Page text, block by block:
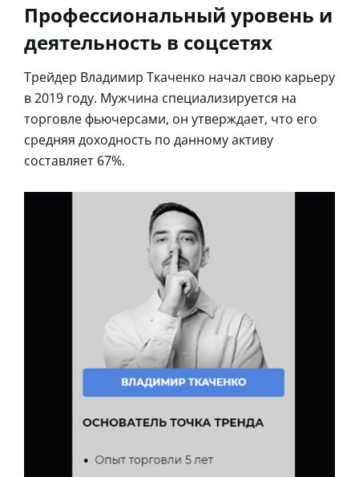
Профессиональный уровень и
деятельность в соцсетях
Трейдер Владимир Ткаченко начал свою карьеру
в 2019 году. Мужчина специализируется на
торговле фьючерсами, он утверждает, что его
средняя доходность по данному активу
составляет 67%.